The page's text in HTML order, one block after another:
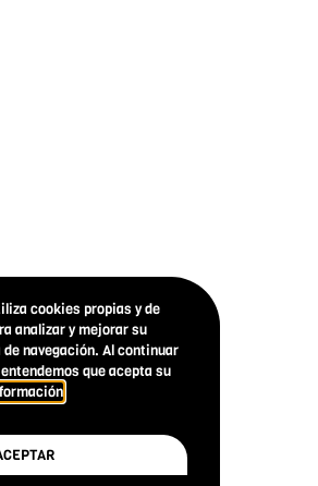
cookies propias y de
analizar y mejorar su
navegación. Al continuar
que acepta su